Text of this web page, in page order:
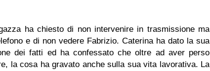
ha chiesto di non intervenire in trasmissione ma
e di non vedere Fabrizio. Caterina ha dato la sua
dei fatti ed ha confessato che oltre ad aver perso
la cosa ha gravato anche sulla sua vita lavorativa. La